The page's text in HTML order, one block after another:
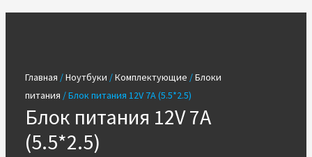
Главная /Ноутбуки /Комплектующие /Блоки
питания / Блок питания 12V 7A (5.5*2.5)
Блок питания 12V 7A
(5.5*2.5)